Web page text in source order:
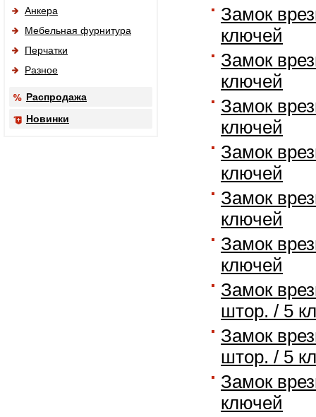
Анкера
Мебельная фурнитура
Перчатки
Разное
Распродажа
Новинки
Замок
ключей
Замок
ключей
Замок
ключей
Замок
ключей
Замок
ключей
Замок
ключей
Замок
штор. / 5
Замок
штор. / 5
Замок
ключей